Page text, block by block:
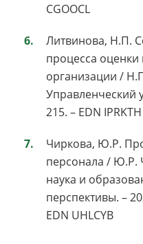
CGOOCL
Литвинова, Н.П.
процесса оценки
организации /
Управленческий
215. – EDN IPRKTH
Чиркова, Ю.Р.
персонала / Ю.Р.
наука и
перспективы. –
EDN UHLCYB